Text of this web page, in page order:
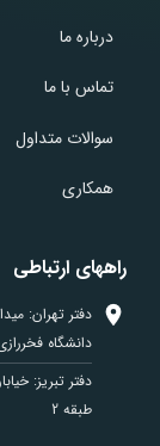
درباره ما
تماس با ما
سوالات متداول
همکاری
راههای ارتباطی
دفتر تهران:
دانشگاه
دفتر تبریز:
طبقه 2